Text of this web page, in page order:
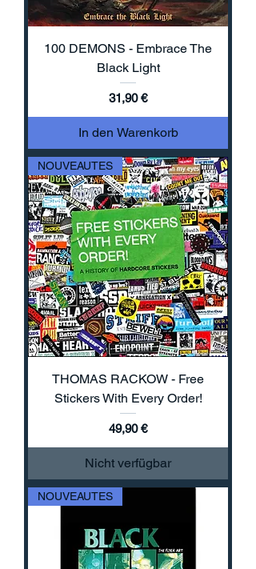
100 DEMONS - Embrace The
Black Light
Preis
31,90 €
In den Warenkorb
NOUVEAUTES
THOMAS RACKOW - Free
Stickers With Every Order!
Preis
49,90 €
Nicht verfügbar
NOUVEAUTES